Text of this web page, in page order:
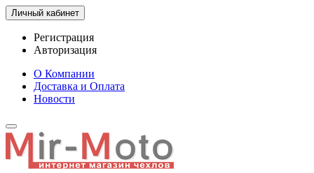
Личный кабинет
Регистрация
Авторизация
О Компании
Доставка и Оплата
Новости